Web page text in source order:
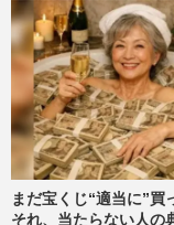
まだ宝くじ“適当に”買
それ、当たらない人の